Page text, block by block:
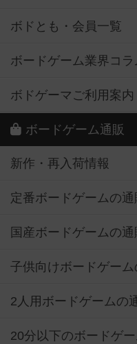
ボドとも・会員一覧
ボードゲーム業界コラ
ボドゲーマご利用案内
ボードゲーム通販
新作・再入荷情報
定番ボードゲームの通
国産ボードゲームの
子供向けボードゲー
2人用ボードゲームの
20分以下のボードゲ